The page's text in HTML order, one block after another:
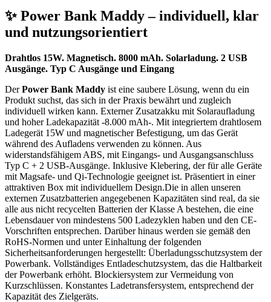
✨ Power Bank Maddy – individuell, klar
und nutzungsorientiert
Drahtlos 15W. Magnetisch. 8000 mAh. Solarladung. 2 USB
Ausgänge. Typ C Ausgänge und Eingang
DerPower Bank Maddy ist eine saubere Lösung, wenn du ein
Produkt suchst, das sich in der Praxis bewährt und zugleich
individuell wirken kann. Externer Zusatzakku mit Solaraufladung
und hoher Ladekapazität -8.000 mAh-. Mit integriertem drahtlosem
Ladegerät 15W und magnetischer Befestigung, um das Gerät
während des Aufladens verwenden zu können. Aus
widerstandsfähigem ABS, mit Eingangs- und Ausgangsanschluss
Typ C + 2 USB-Ausgänge. Inklusive Klebering, der für alle Geräte
mit Magsafe- und Qi-Technologie geeignet ist. Präsentiert in einer
attraktiven Box mit individuellem Design.Die in allen unseren
externen Zusatzbatterien angegebenen Kapazitäten sind real, da sie
alle aus nicht recycelten Batterien der Klasse A bestehen, die eine
Lebensdauer von mindestens 500 Ladezyklen haben und den CE-
Vorschriften entsprechen. Darüber hinaus werden sie gemäß den
RoHS-Normen und unter Einhaltung der folgenden
Sicherheitsanforderungen hergestellt: Überladungsschutzsystem der
Powerbank. Vollständiges Entladeschutzsystem, das die Haltbarkeit
der Powerbank erhöht. Blockiersystem zur Vermeidung von
Kurzschlüssen. Konstantes Ladetransfersystem, entsprechend der
Kapazität des Zielgeräts.